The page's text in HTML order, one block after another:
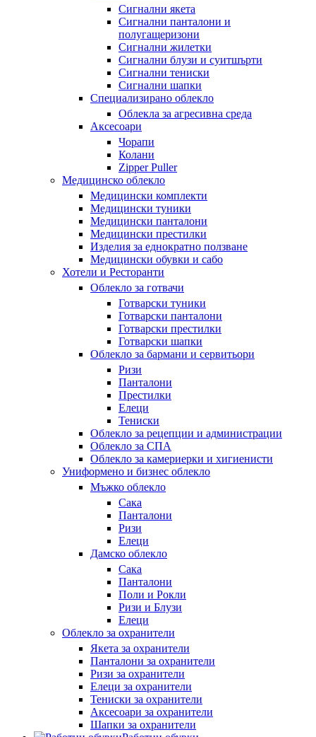
Сигнални якета
Сигнални панталони и
полугащеризони
Сигнални жилетки
Сигнални блузи и суитшърти
Сигнални тениски
Сигнални шапки
Специализирано облекло
Облекла за агресивна среда
Аксесоари
Чорапи
Колани
Zipper Puller
Медицинско облекло
Медицински комплекти
Медицински туники
Медицински панталони
Медицински престилки
Изделия за еднократно ползване
Медицински обувки и сабо
Хотели и Ресторанти
Облекло за готвачи
Готварски туники
Готварски панталони
Готварски престилки
Готварски шапки
Облекло за бармани и сервитьори
Ризи
Панталони
Престилки
Елеци
Тениски
Облекло за рецепции и администрации
Облекло за СПА
Облекло за камериерки и хигиенисти
Униформено и бизнес облекло
Мъжко облекло
Сака
Панталони
Ризи
Елеци
Дамско облекло
Сака
Панталони
Поли и Рокли
Ризи и Блузи
Елеци
Облекло за охранители
Якета за охранители
Панталони за охранители
Ризи за охранители
Елеци за охранители
Тениски за охранители
Аксесоари за охранители
Шапки за охранители